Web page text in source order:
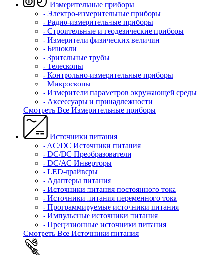
Измерительные приборы
- Электро-измерительные приборы
- Радио-измерительные приборы
- Строительные и геодезические приборы
- Измерители физических величин
- Бинокли
- Зрительные трубы
- Телескопы
- Контрольно-измерительные приборы
- Микроскопы
- Измерители параметров окружающей среды
- Аксессуары и принадлежности
Смотреть Все Измерительные приборы
Источники питания
- AC/DC Источники питания
- DC/DC Преобразователи
- DC/AC Инверторы
- LED-драйверы
- Адаптеры питания
- Источники питания постоянного тока
- Источники питания переменного тока
- Программируемые источники питания
- Импульсные источники питания
- Прецизионные источники питания
Смотреть Все Источники питания